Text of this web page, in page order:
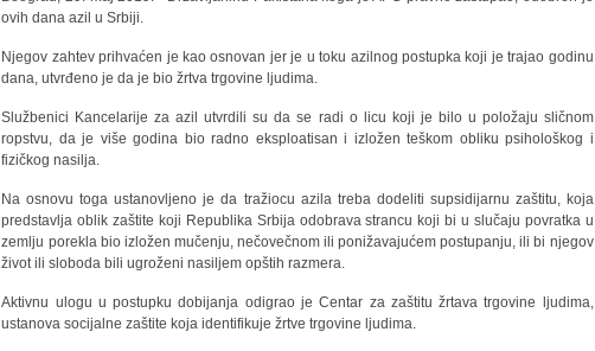
ovih dana azil u Srbiji.
Njegov zahtev prihvaćen je kao osnovan jer je u toku azilnog postupka koji je trajao godinu
dana, utvrđeno je da je bio žrtva trgovine ljudima.
Službenici Kancelarije za azil utvrdili su da se radi o licu koji je bilo u položaju sličnom
ropstvu, da je više godina bio radno eksploatisan i izložen teškom obliku psihološkog i
fizičkog nasilja.
Na osnovu toga ustanovljeno je da tražiocu azila treba dodeliti supsidijarnu zaštitu, koja
predstavlja oblik zaštite koji Republika Srbija odobrava strancu koji bi u slučaju povratka u
zemlju porekla bio izložen mučenju, nečovečnom ili ponižavajućem postupanju, ili bi njegov
život ili sloboda bili ugroženi nasiljem opštih razmera.
Aktivnu ulogu u postupku dobijanja odigrao je Centar za zaštitu žrtava trgovine ljudima,
ustanova socijalne zaštite koja identifikuje žrtve trgovine ljudima.